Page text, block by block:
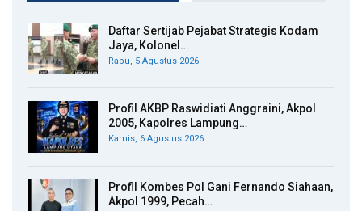
Daftar Sertijab Pejabat Strategis Kodam
Jaya, Kolonel…
Rabu, 5 Agustus 2026
Profil AKBP Raswidiati Anggraini, Akpol
2005, Kapolres Lampung…
Kamis, 6 Agustus 2026
Profil Kombes Pol Gani Fernando Siahaan,
Akpol 1999, Pecah…